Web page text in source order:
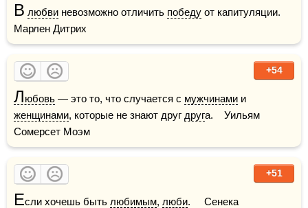
В любви невозможно отличить победу от капитуляции.
Марлен Дитрих
+54
Любовь — это то, что случается с мужчинами
женщинами, которые не знают друг друга.    Уильям
Сомерсет Моэм
+51
Если хочешь быть любимым, люби.     Сенека